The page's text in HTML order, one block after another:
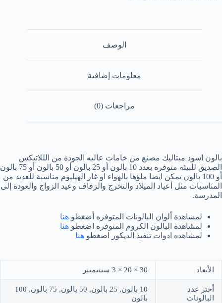
الوصف
معلومات إضافية
مراجعات (0)
بالون اسود ميتاليك مصنع من خامات عاليه الجودة من الللاتيكس
الصديق للبيئه متوفره بعدد 10 بالون أو 25 بالون أو 50 بالون أو 75 بالون
أو 100 بالون يمكن ايضا ملؤها بالهواء او غاز الهيليوم مناسبة للعديد من
المناسبات مثل أعياد الميلاد والتخرج والزفاف وعيد الزواج والعودة إلى
المدرسة.
لمشاهدة ألوان البالونات المتوفره أضغطو هنا
لمشاهدة البالون الكروم المتوفره اضغطو هنا
لمشاهده ادوات تنفيذ الديكور اضغطو هنا
الأبعاد 30 × 20 × 3 سنتيميتر
أختر عدد
البالونات
10 بالون, 25 بالون, 50 بالون, 75 بالون, 100
بالون